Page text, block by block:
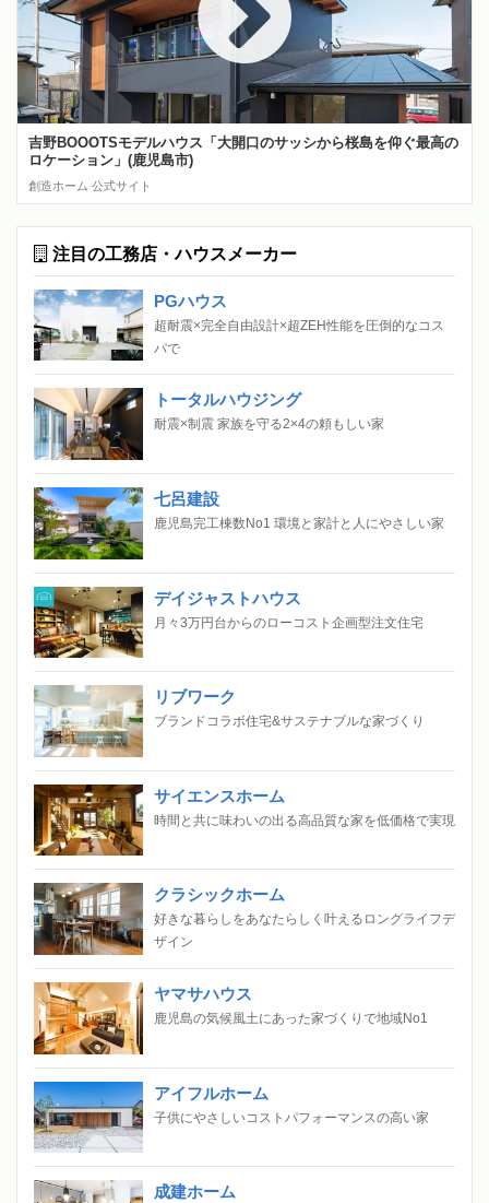
吉野BOOOTSモデルハウス「大開口のサッシから桜島を仰ぐ最高の
ロケーション」(鹿児島市)
創造ホーム 公式サイト
注目の工務店・ハウスメーカー
PGハウス
超耐震×完全自由設計×超ZEH性能を圧倒的なコス
パで
トータルハウジング
耐震×制震 家族を守る2×4の頼もしい家
七呂建設
鹿児島完工棟数No1 環境と家計と人にやさしい家
デイジャストハウス
月々3万円台からのローコスト企画型注文住宅
リブワーク
ブランドコラボ住宅&サステナブルな家づくり
サイエンスホーム
時間と共に味わいの出る高品質な家を低価格で実現
クラシックホーム
好きな暮らしをあなたらしく叶えるロングライフデ
ザイン
ヤマサハウス
鹿児島の気候風土にあった家づくりで地域No1
アイフルホーム
子供にやさしいコストパフォーマンスの高い家
成建ホーム